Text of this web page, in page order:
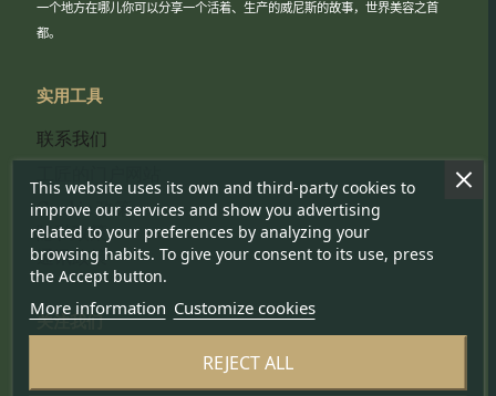
一个地方在哪儿你可以分享一个活着、生产的威尼斯的故事，世界美容之首
都。
实用工具
联系我们
工匠的门户网站
Cookie 政策
隐私政策
通讯政策
关注我们
This website uses its own and third-party cookies to
improve our services and show you advertising
related to your preferences by analyzing your
browsing habits. To give your consent to its use, press
the Accept button.
More information Customize cookies
REJECT ALL